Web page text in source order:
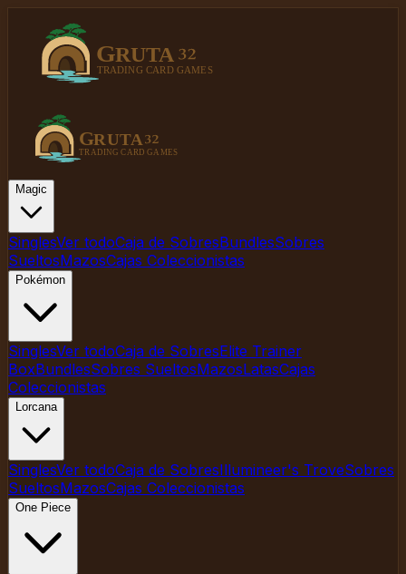
Magic
SinglesVer todoCaja de SobresBundlesSobres
SueltosMazosCajas Coleccionistas
Pokémon
SinglesVer todoCaja de SobresElite Trainer
BoxBundlesSobres SueltosMazosLatasCajas
Coleccionistas
Lorcana
SinglesVer todoCaja de SobresIllumineer's TroveSobres
SueltosMazosCajas Coleccionistas
One Piece